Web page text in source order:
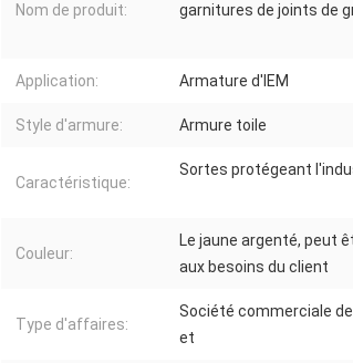
Nom de produit:
garnitures de joints de
Application: Armature d'IEM
Style d'armure: Armure toile
Caractéristique:
Sortes protégeant
Couleur:
Le jaune argenté, peut
aux besoins du client
Type d'affaires:
Société commerciale
et